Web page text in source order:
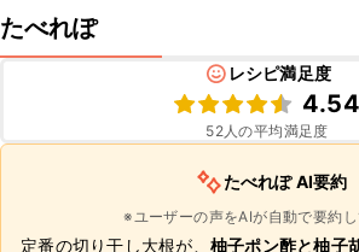
たべれぽ
レシピ満足度
4.54
52人の平均満足度
たべれぽ AI要約
※ユーザーの声をAIが自動で要約
定番の切り干し大根が、 柚子ポン酢と柚子